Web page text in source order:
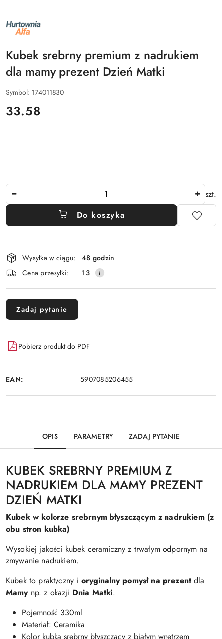
NAZWA
PRODUCENTA:
ALFA
Kubek srebrny premium z nadrukiem
dla mamy prezent Dzień Matki
Symbol: 174011830
cena:
33.58
szt.
Do koszyka
Dostępność
i
dostawa
Wysyłka w ciągu:
48 godzin
Cena przesyłki:
13
Zadaj pytanie
Pobierz produkt do PDF
EAN: 5907085206455
OPIS PARAMETRY ZADAJ PYTANIE
KUBEK SREBRNY PREMIUM Z
NADRUKIEM DLA MAMY PREZENT
DZIEŃ MATKI
Kubek w kolorze srebrnym błyszczącym z nadrukiem (z
obu stron kubka)
Wysokiej jakości kubek ceramiczny z trwałym odpornym na
zmywanie nadrukiem.
Kubek to praktyczny i oryginalny pomysł na prezent dla
Mamynp. z okazji Dnia Matki.
Pojemność 330ml
Materiał: Ceramika
Kolor kubka srebrny błyszczący z białym wnętrzem